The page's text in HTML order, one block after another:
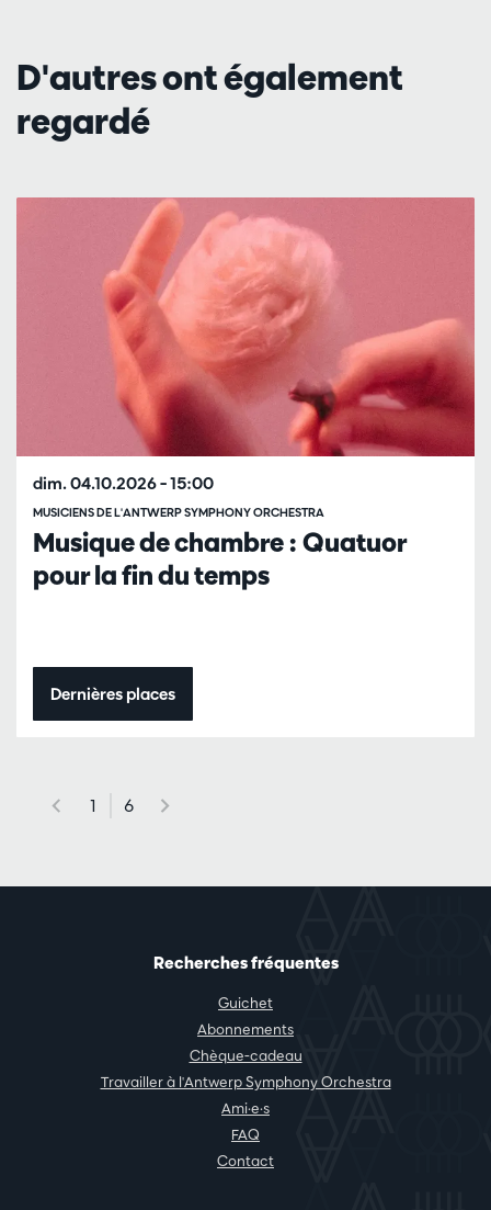
D'autres ont également
regardé
Musique de chambre : Quatuor
pour la fin du temps
MUSICIENS DE L'ANTWERP SYMPHONY ORCHESTRA
dim. 04.10.2026– 15:00
Dernières places
1 6
Recherches fréquentes
Guichet
Abonnements
Chèque-cadeau
Travailler à l'Antwerp Symphony Orchestra
Ami·e·s
FAQ
Contact